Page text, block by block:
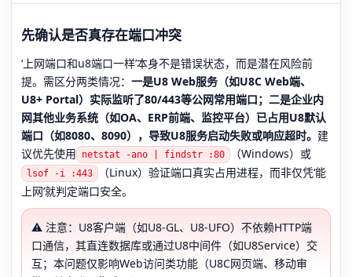
先确认是否真存在端口冲突
‘上网端口和u8端口一样’本身不是错误状态，而是潜在风险前
提。需区分两类情况： 一是U8 Web服务（如U8C Web端、
U8+ Portal）实际监听了80/443等公网常用端口；二是企业内
网其他业务系统（如OA、ERP前端、监控平台）已占用U8默认
端口（如8080、8090），导致U8服务启动失败或响应超时。 建
议优先使用
netstat -ano | findstr :80 （Windows）或
lsof -i :443
（Linux）验证端口真实占用进程，而非仅凭‘能
上网’就判定端口安全。
⚠️ 注意：U8客户端（如U8-GL、U8-UFO）不依赖HTTP端
口通信，其直连数据库或通过U8中间件（如U8Service）交
互；本问题仅影响Web访问类功能（U8C网页端、移动审